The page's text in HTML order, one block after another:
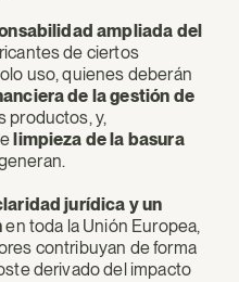
ampliada del
de ciertos
uso, quienes deberán
de la gestión de
productos, y,
limpieza de la basura
jurídica y un
en toda la Unión Europea,
contribuyan de forma
derivado del impacto